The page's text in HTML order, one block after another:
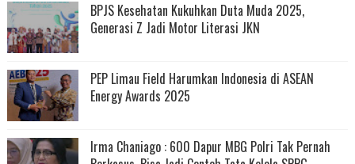
BPJS Kesehatan Kukuhkan Duta Muda 2025,
Generasi Z Jadi Motor Literasi JKN
PEP Limau Field Harumkan Indonesia di ASEAN
Energy Awards 2025
Irma Chaniago : 600 Dapur MBG Polri Tak Pernah